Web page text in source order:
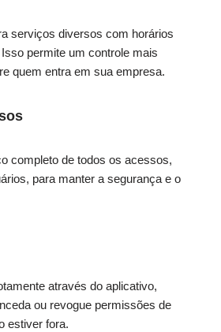
serviços diversos com horários
permite um controle mais
quem entra em sua empresa.
completo de todos os acessos,
para manter a segurança e o
através do aplicativo,
ou revogue permissões de
estiver fora.